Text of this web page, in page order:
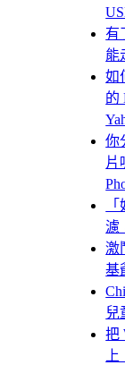
有
能
如
的
你
片
濾
激
基
兒
把
上